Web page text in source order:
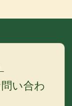
い合わ